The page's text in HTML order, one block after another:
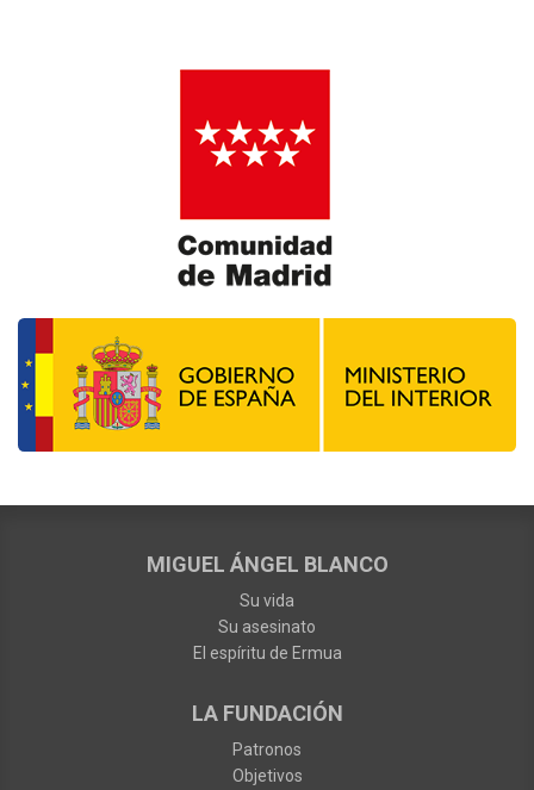
MIGUEL ÁNGEL BLANCO
Su vida
Su asesinato
El espíritu de Ermua
LA FUNDACIÓN
Patronos
Objetivos